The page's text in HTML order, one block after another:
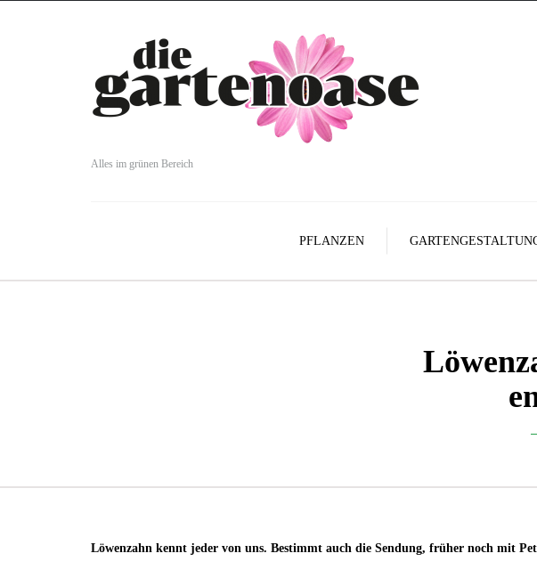
Alles im grünen Bereich
PFLANZEN
Löwenzahn kennt jeder von uns. Bestimmt auch die Sendung, früher noch mit